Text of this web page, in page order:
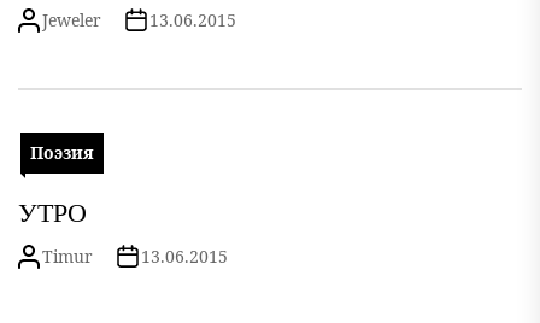
Jeweler 13.06.2015
Поэзия
УТРО
Timur 13.06.2015